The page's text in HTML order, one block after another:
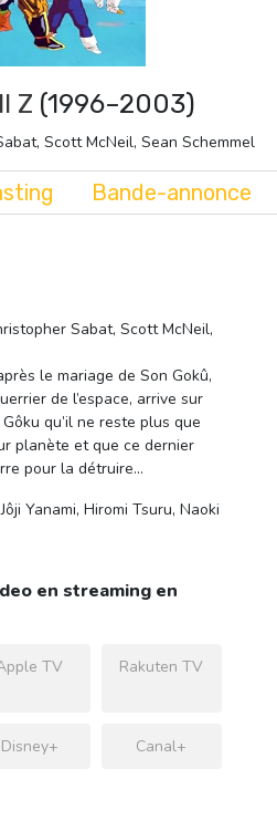
Z (1996–2003)
Scott McNeil, Sean Schemmel
Bande-annonce
Sabat, Scott McNeil,
le mariage de Son Gokû,
de l’espace, arrive sur
qu’il ne reste plus que
planète et que ce dernier
pour la détruire…
Yanami, Hiromi Tsuru, Naoki
en streaming en
TV Rakuten TV
Disney+ Canal+